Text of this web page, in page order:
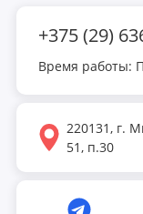
+375 (29)
Время работы:
220131, г.
51, п.30